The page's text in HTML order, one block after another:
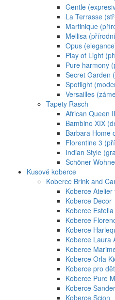
Gentle
La Terrasse
Martinique
Mellisa
Opus
Play of Light
Pure harmony
Secret Garden
Spotlight
Versailles
Tapety Rasch
African Queen
Bambino XIX
Barbara Home
Florentine 3
Indian Style
Schöner
Kusové koberce
Koberce Brink and
Koberce Atelier
Koberce Decor
Koberce Estella
Koberce
Koberce
Koberce Laura
Koberce
Koberce Orla
Koberce pro
Koberce Pure
Koberce
Koberce Scion